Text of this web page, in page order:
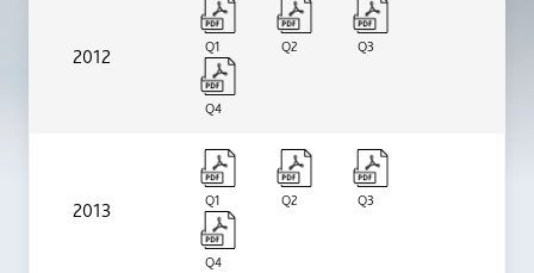
2012 Q1 Q2 Q3
Q4
2013 Q1 Q2 Q3
Q4